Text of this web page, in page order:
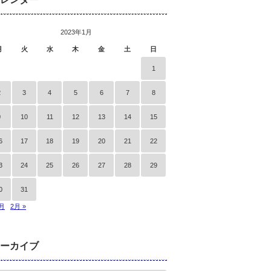
2023年1月
火 水 木 金 土 日
1
3 4 5 6 7 8
10 11 12 13 14 15
17 18 19 20 21 22
24 25 26 27 28 29
31
2月 »
カイブ